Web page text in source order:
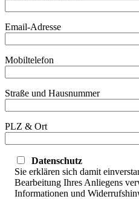
Email-Adresse
Mobiltelefon
Straße und Hausnummer
PLZ & Ort
Datenschutz
Sie erklären sich damit
Bearbeitung Ihres Anliegens
Informationen und